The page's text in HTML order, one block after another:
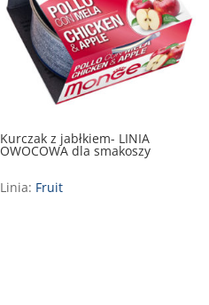
Kurczak z jabłkiem- LINIA
OWOCOWA dla smakoszy
Linia: Fruit